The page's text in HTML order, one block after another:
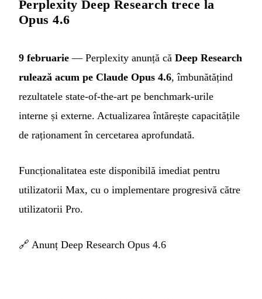
Perplexity Deep Research trece la
Opus 4.6
9 februarie — Perplexity anunță că Deep Research
rulează acum pe Claude Opus 4.6, îmbunătățind
rezultatele state-of-the-art pe benchmark-urile
interne și externe. Actualizarea întărește capacitățile
de raționament în cercetarea aprofundată.
Funcționalitatea este disponibilă imediat pentru
utilizatorii Max, cu o implementare progresivă către
utilizatorii Pro.
🔗 Anunț Deep Research Opus 4.6